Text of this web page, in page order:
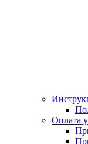
Оплата